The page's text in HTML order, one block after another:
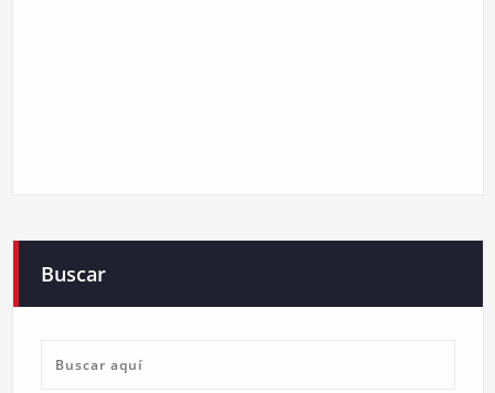
Buscar